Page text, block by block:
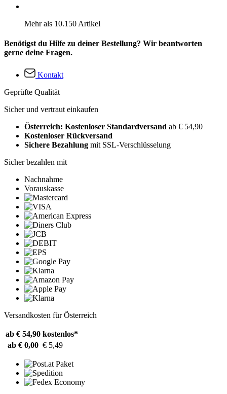
Mehr als 10.150 Artikel
Benötigst du Hilfe zu deiner Bestellung? Wir beantworten
gerne deine Fragen.
Kontakt
Geprüfte Qualität
Sicher und vertraut einkaufen
Österreich: Kostenloser Standardversand ab € 54,90
Kostenloser Rückversand
Sichere Bezahlung mit SSL-Verschlüsselung
Sicher bezahlen mit
Nachnahme
Vorauskasse
Versandkosten für Österreich
ab € 54,90 kostenlos*
ab € 0,00 € 5,49